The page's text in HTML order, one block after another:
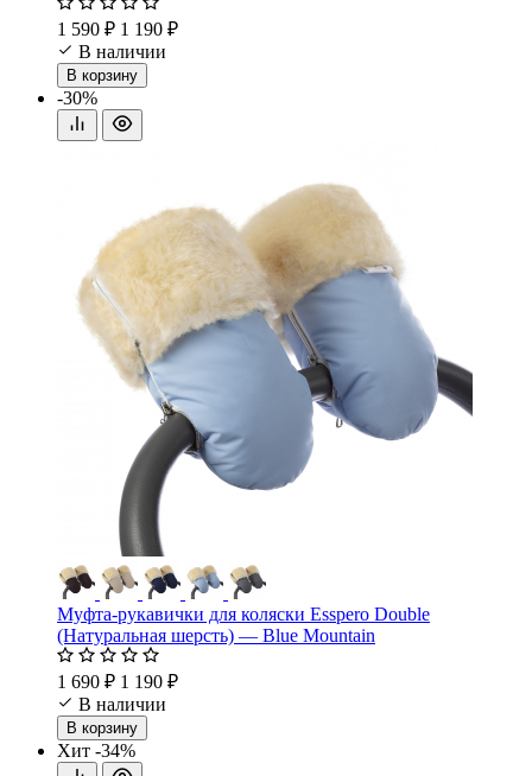
1 590 ₽ 1 190 ₽
В наличии
В корзину
-30%
Муфта-рукавички для коляски Esspero Double
(Натуральная шерсть) — Blue Mountain
1 690 ₽ 1 190 ₽
В наличии
В корзину
Хит -34%